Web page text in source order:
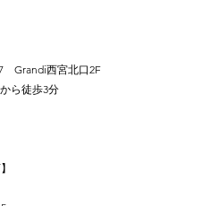
　Grandi西宮北口2F
ら徒歩3分